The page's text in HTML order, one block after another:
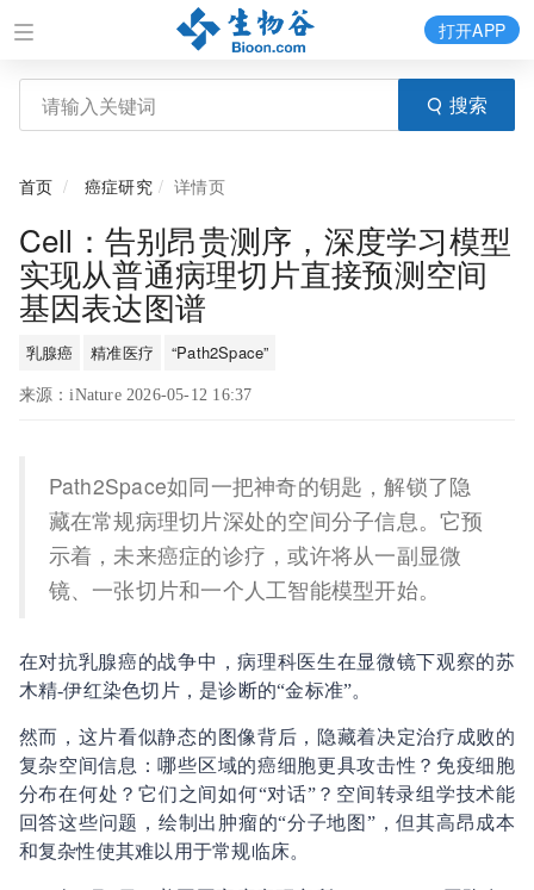
搜索
打开APP
首页 癌症研究 详情页
Cell：告别昂贵测序，深度学习模型
实现从普通病理切片直接预测空间
基因表达图谱
乳腺癌 精准医疗 “Path2Space”
来源：iNature 2026-05-12 16:37
Path2Space如同一把神奇的钥匙，解锁了隐
藏在常规病理切片深处的空间分子信息。它预
示着，未来癌症的诊疗，或许将从一副显微
镜、一张切片和一个人工智能模型开始。
在对抗乳腺癌的战争中，病理科医生在显微镜下观察的苏
木精-伊红染色切片，是诊断的“金标准”。
然而，这片看似静态的图像背后，隐藏着决定治疗成败的
复杂空间信息：哪些区域的癌细胞更具攻击性？免疫细胞
分布在何处？它们之间如何“对话”？空间转录组学技术能
回答这些问题，绘制出肿瘤的“分子地图”，但其高昂成本
和复杂性使其难以用于常规临床。